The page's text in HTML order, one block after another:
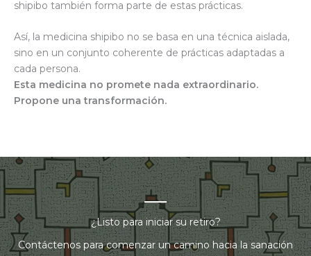
shipibo también forma parte de estas prácticas.
Así, la medicina shipibo no se basa en una técnica aislada,
sino en un conjunto coherente de prácticas adaptadas a
cada persona.
Esta medicina no promete nada extraordinario.
Propone una transformación.
¿Listo para iniciar su retiro?
Contáctenos para comenzar un camino hacia la sanación